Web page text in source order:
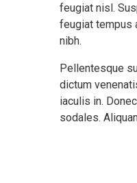
feugiat nisl.
feugiat tempus
nibh.
Pellentesque
dictum
iaculis in.
sodales.